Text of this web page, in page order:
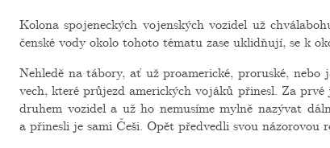
Ko­lo­na spo­je­nec­kých vo­jen­ských vo­zi­del už
čen­ské vody okolo to­ho­to té­ma­tu zase uklidňují, se k
Ne­hle­dě na tá­bo­ry, ať už pro­a­me­ric­ké, pro­rus­ké,
vech, které prů­jezd ame­ric­kých vo­já­ků při­ne­sl. Za
dru­hem vo­zi­del a už ho ne­mu­sí­me mylně na­zý­vat
a při­nes­li je sami Češi. Opět před­ved­li svou ná­zo­ro­vou